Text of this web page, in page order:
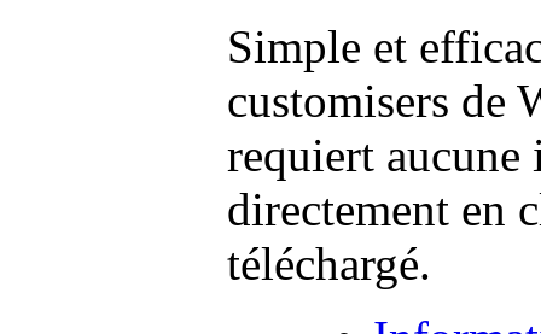
Simple et
customisers de
requiert aucune
directement en
téléchargé.